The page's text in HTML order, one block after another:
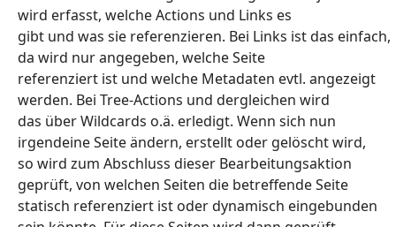
wird erfasst, welche Actions und Links es
gibt und was sie referenzieren. Bei Links ist das einfach,
da wird nur angegeben, welche Seite
referenziert ist und welche Metadaten evtl. angezeigt
werden. Bei Tree-Actions und dergleichen wird
das über Wildcards o.ä. erledigt. Wenn sich nun
irgendeine Seite ändern, erstellt oder gelöscht wird,
so wird zum Abschluss dieser Bearbeitungsaktion
geprüft, von welchen Seiten die betreffende Seite
statisch referenziert ist oder dynamisch eingebunden